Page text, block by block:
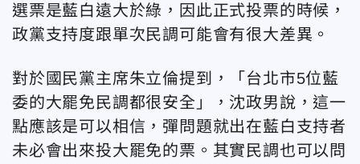
選票是藍白遠大於綠，因此正式投票的時候，
政黨支持度跟單次民調可能會有很大差異。
對於國民黨主席朱立倫提到，「台北市5位藍
委的大罷免民調都很安全」，沈政男說，這一
點應該是可以相信，彈問題就出在藍白支持者
未必會出來投大罷免的票。其實民調也可以問